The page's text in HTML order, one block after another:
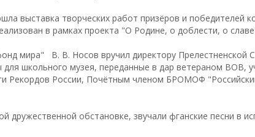
выставка творческих работ призёров и победителей
в рамках проекта "О Родине, о доблести, о
мира" В. В. Носов вручил директору Прелестненской
школьного музея, переданные в дар ветераном ВОВ,
Рекордов России, Почётным членом БРОМОФ
дружественной обстановке, звучали фганские песни в